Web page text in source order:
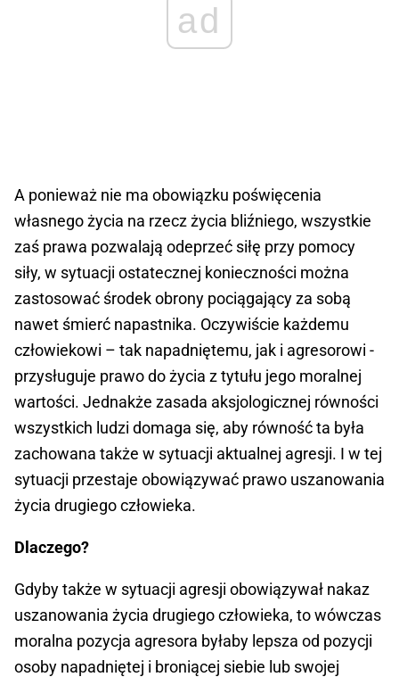
ad
A ponieważ nie ma obowiązku poświęcenia
własnego życia na rzecz życia bliźniego, wszystkie
zaś prawa pozwalają odeprzeć siłę przy pomocy
siły, w sytuacji ostatecznej konieczności można
zastosować środek obrony pociągający za sobą
nawet śmierć napastnika. Oczywiście każdemu
człowiekowi – tak napadniętemu, jak i agresorowi -
przysługuje prawo do życia z tytułu jego moralnej
wartości. Jednakże zasada aksjologicznej równości
wszystkich ludzi domaga się, aby równość ta była
zachowana także w sytuacji aktualnej agresji. I w tej
sytuacji przestaje obowiązywać prawo uszanowania
życia drugiego człowieka.
Dlaczego?
Gdyby także w sytuacji agresji obowiązywał nakaz
uszanowania życia drugiego człowieka, to wówczas
moralna pozycja agresora byłaby lepsza od pozycji
osoby napadniętej i broniącej siebie lub swojej